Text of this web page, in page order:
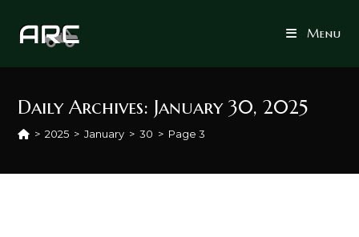
Menu
Daily Archives: January 30, 2025
> 2025 > January > 30 > Page 3